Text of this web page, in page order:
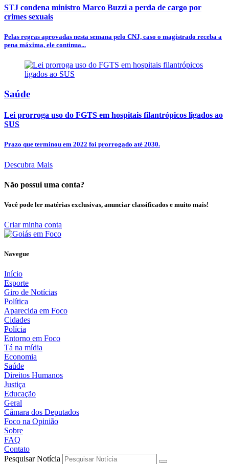
STJ condena ministro Marco Buzzi a perda de cargo por
crimes sexuais
Pelas regras aprovadas nesta semana pelo CNJ, caso o magistrado receba a
pena máxima, ele continua...
Saúde
Lei prorroga uso do FGTS em hospitais filantrópicos ligados ao
SUS
Prazo que terminou em 2022 foi prorrogado até 2030.
Descubra Mais
Não possui uma conta?
Você pode ler matérias exclusivas, anunciar classificados e muito mais!
Criar minha conta
Navegue
Início
Esporte
Giro de Notícias
Política
Aparecida em Foco
Cidades
Polícia
Entorno em Foco
Tá na mídia
Economia
Saúde
Direitos Humanos
Justiça
Educação
Geral
Câmara dos Deputados
Foco na Opinião
Sobre
FAQ
Contato
Pesquisar Notícia